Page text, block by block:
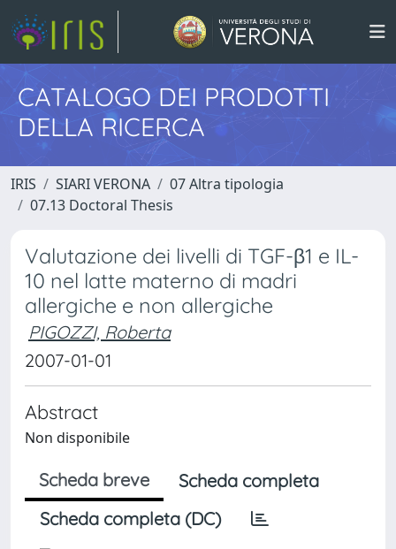
CATALOGO DEI PRODOTTI
DELLA RICERCA
IRIS SIARI VERONA
07 Altra tipologia
07.13 Doctoral Thesis
Valutazione dei livelli di TGF-β1 e IL-
10 nel latte materno di madri
allergiche e non allergiche
PIGOZZI, Roberta
2007-01-01
Abstract
Non disponibile
Scheda breve
Scheda completa
Scheda completa (DC)